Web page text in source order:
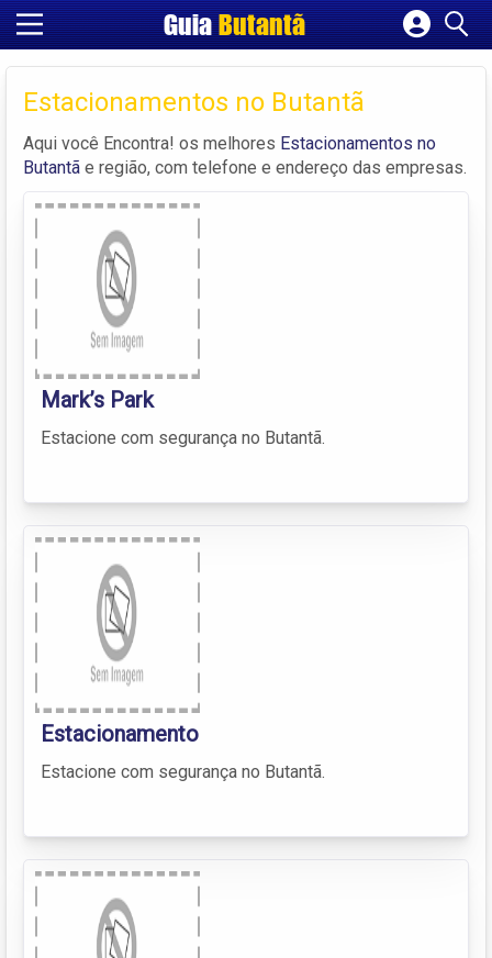
GuiaButantã
Cadastrar empresa
Criar conta
Estacionamentos no Butantã
Aqui você Encontra! os melhores Estacionamentos no
Butantã e região, com telefone e endereço das empresas.
Mark’s Park
Estacione com segurança no Butantã.
Estacionamento
Estacione com segurança no Butantã.